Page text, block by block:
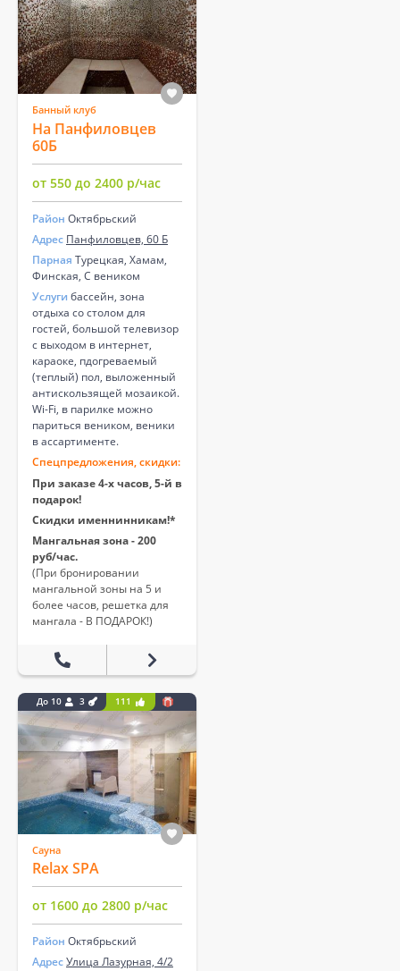
Банный клуб
На Панфиловцев
60Б
от 550 до 2400 р/час
Район Октябрьский
Адрес Панфиловцев, 60 Б
Парная Турецкая, Хамам,
Финская, С веником
Услуги бассейн, зона
отдыха со столом для
гостей, большой телевизор
с выходом в интернет,
караоке, пдогреваемый
(теплый) пол, выложенный
антискользящей мозаикой.
Wi-Fi, в парилке можно
париться веником, веники
в ассартименте.
Спецпредложения, скидки:
При заказе 4-х часов, 5-й в
подарок!
Скидки именнинникам!*
Мангальная зона - 200
руб/час.
(При бронировании
мангальной зоны на 5 и
более часов, решетка для
мангала - В ПОДАРОК!)
До 10 3 111
Сауна
Relax SPA
от 1600 до 2800 р/час
Район Октябрьский
АдресУлица Лазурная, 4/2